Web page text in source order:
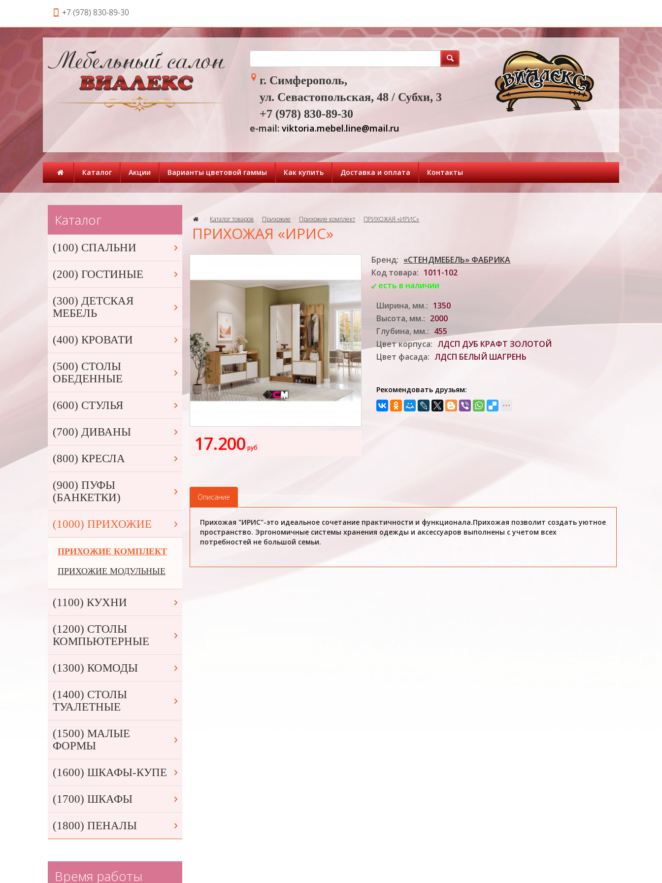
+7 (978) 830-89-30
г. Симферополь,
ул. Севастопольская, 48 / Субхи, 3
+7 (978) 830-89-30
e-mail: viktoria.mebel.line@mail.ru
Каталог Акции Варианты цветовой гаммы Как купить Доставка и оплата Контакты
Каталог товаров Прихожие Прихожие комплект ПРИХОЖАЯ «ИРИС»
ПРИХОЖАЯ «ИРИС»
17.200 руб
Бренд: «СТЕНДМЕБЕЛЬ» ФАБРИКА
Код товара: 1011-102
есть в наличии
Ширина, мм.: 1350
Высота, мм.: 2000
Глубина, мм.: 455
Цвет корпуса: ЛДСП ДУБ КРАФТ ЗОЛОТОЙ
Цвет фасада: ЛДСП БЕЛЫЙ ШАГРЕНЬ
Рекомендовать друзьям:
Описание
Прихожая "ИРИС"-это идеальное сочетание практичности и функционала.Прихожая позволит создать уютное
пространство. Эргономичные системы хранения одежды и аксессуаров выполнены с учетом всех
потребностей не большой семьи.
Каталог
(100) СПАЛЬНИ
(200) ГОСТИНЫЕ
(300) ДЕТСКАЯ
МЕБЕЛЬ
(400) КРОВАТИ
(500) СТОЛЫ
ОБЕДЕННЫЕ
(600) СТУЛЬЯ
(700) ДИВАНЫ
(800) КРЕСЛА
(900) ПУФЫ
(БАНКЕТКИ)
(1000) ПРИХОЖИЕ
ПРИХОЖИЕ КОМПЛЕКТ
ПРИХОЖИЕ МОДУЛЬНЫЕ
(1100) КУХНИ
(1200) СТОЛЫ
КОМПЬЮТЕРНЫЕ
(1300) КОМОДЫ
(1400) СТОЛЫ
ТУАЛЕТНЫЕ
(1500) МАЛЫЕ
ФОРМЫ
(1600) ШКАФЫ-КУПЕ
(1700) ШКАФЫ
(1800) ПЕНАЛЫ
Время работы